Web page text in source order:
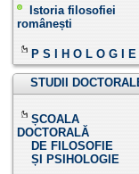
Istoria filosofiei
românești
P S I H O L O G I E
STUDII
ȘCOALA
DOCTORALĂ
DE FILOSOFIE
ȘI PSIHOLOGIE